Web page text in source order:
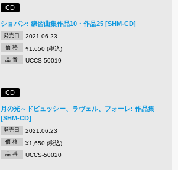
CD
ショパン: 練習曲集作品10・作品25 [SHM-CD]
発売日 2021.06.23
価 格 ¥1,650 (税込)
品 番 UCCS-50019
CD
月の光～ドビュッシー、ラヴェル、フォーレ: 作品集
[SHM-CD]
発売日 2021.06.23
価 格 ¥1,650 (税込)
品 番 UCCS-50020